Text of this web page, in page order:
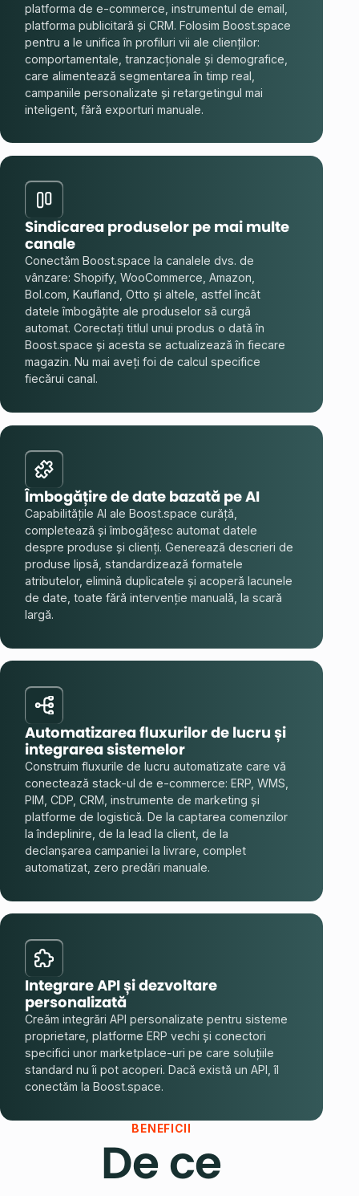
platforma de e-commerce, instrumentul de email,
platforma publicitară și CRM. Folosim Boost.space
pentru a le unifica în profiluri vii ale clienților:
comportamentale, tranzacționale și demografice,
care alimentează segmentarea în timp real,
campaniile personalizate și retargetingul mai
inteligent, fără exporturi manuale.
Sindicarea produselor pe mai multe
canale
Conectăm Boost.space la canalele dvs. de
vânzare: Shopify, WooCommerce, Amazon,
Bol.com, Kaufland, Otto și altele, astfel încât
datele îmbogățite ale produselor să curgă
automat. Corectați titlul unui produs o dată în
Boost.space și acesta se actualizează în fiecare
magazin. Nu mai aveți foi de calcul specifice
fiecărui canal.
Îmbogățire de date bazată pe AI
Capabilitățile AI ale Boost.space curăță,
completează și îmbogățesc automat datele
despre produse și clienți. Generează descrieri de
produse lipsă, standardizează formatele
atributelor, elimină duplicatele și acoperă lacunele
de date, toate fără intervenție manuală, la scară
largă.
Automatizarea fluxurilor de lucru și
integrarea sistemelor
Construim fluxurile de lucru automatizate care vă
conectează stack-ul de e-commerce: ERP, WMS,
PIM, CDP, CRM, instrumente de marketing și
platforme de logistică. De la captarea comenzilor
la îndeplinire, de la lead la client, de la
declanșarea campaniei la livrare, complet
automatizat, zero predări manuale.
Integrare API și dezvoltare
personalizată
Creăm integrări API personalizate pentru sisteme
proprietare, platforme ERP vechi și conectori
specifici unor marketplace-uri pe care soluțiile
standard nu îi pot acoperi. Dacă există un API, îl
conectăm la Boost.space.
BENEFICII
De ce